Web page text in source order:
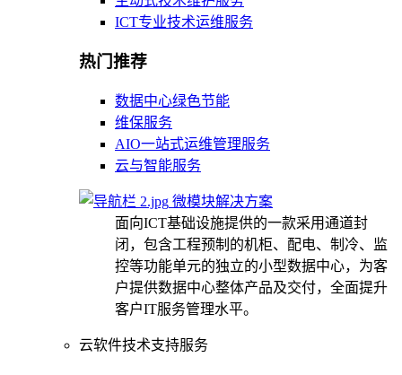
ICT专业技术运维服务
热门推荐
数据中心绿色节能
维保服务
AIO一站式运维管理服务
云与智能服务
微模块解决方案
面向ICT基础设施提供的一款采用通道封
闭，包含工程预制的机柜、配电、制冷、监
控等功能单元的独立的小型数据中心，为客
户提供数据中心整体产品及交付，全面提升
客户IT服务管理水平。
云软件技术支持服务